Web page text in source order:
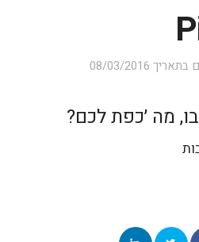
בתאריך 08/03/2016
מה ׳כפת לכם?